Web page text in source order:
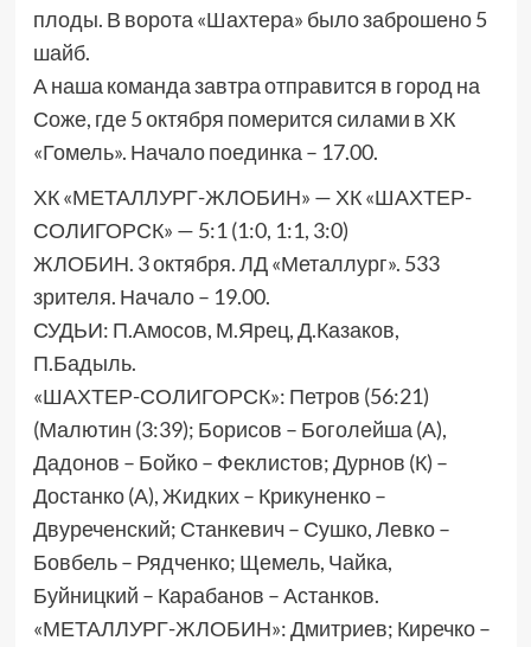
плоды. В ворота «Шахтера» было заброшено 5
шайб.
А наша команда завтра отправится в город на
Соже, где 5 октября померится силами в ХК
«Гомель». Начало поединка – 17.00.
ХК «МЕТАЛЛУРГ-ЖЛОБИН» — ХК «ШАХТЕР-
СОЛИГОРСК» — 5:1 (1:0, 1:1, 3:0)
ЖЛОБИН. 3 октября. ЛД «Металлург». 533
зрителя. Начало – 19.00.
СУДЬИ: П.Амосов, М.Ярец, Д.Казаков,
П.Бадыль.
«ШАХТЕР-СОЛИГОРСК»: Петров (56:21)
(Малютин (3:39); Борисов – Боголейша (А),
Дадонов – Бойко – Феклистов; Дурнов (К) –
Достанко (А), Жидких – Крикуненко –
Двуреченский; Станкевич – Сушко, Левко –
Бовбель – Рядченко; Щемель, Чайка,
Буйницкий – Карабанов – Астанков.
«МЕТАЛЛУРГ-ЖЛОБИН»: Дмитриев; Киречко –